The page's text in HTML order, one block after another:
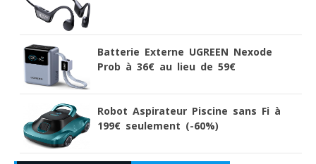
Batterie Externe UGREEN Nexode
Prob à 36€ au lieu de 59€
Robot Aspirateur Piscine sans Fi à
199€ seulement (-60%)